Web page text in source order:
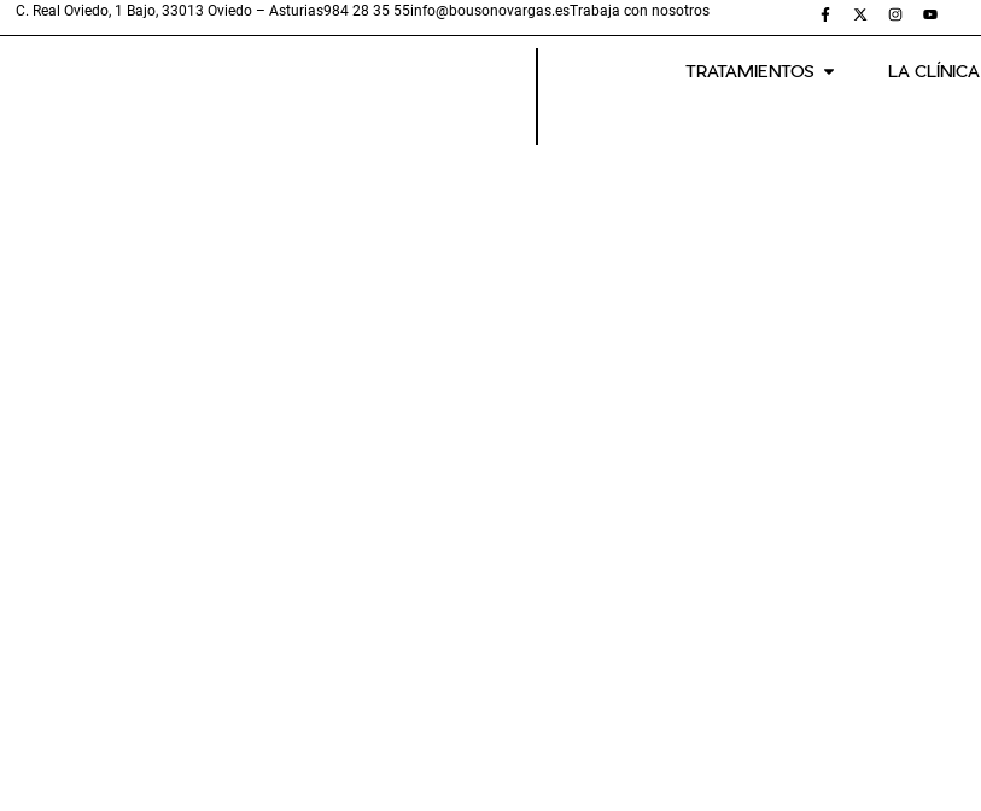
C. Real Oviedo, 1 Bajo, 33013 Oviedo – Asturias984 28 35 55info@bousonovargas.esTrabaja con nosotros
TRATAMIENTOS LA CLÍNICA